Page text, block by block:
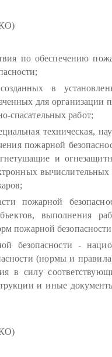
по обеспечению
в
для
спасательных работ;
техническая,
пожарной
и
пожарной
выполнения
пожарной
безопасности -
(нормы и
в силу
и иные